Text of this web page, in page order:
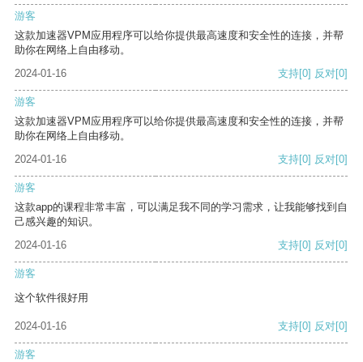
游客
这款加速器VPM应用程序可以给你提供最高速度和安全性的连接，并帮
助你在网络上自由移动。
2024-01-16
支持[0] 反对[0]
游客
这款加速器VPM应用程序可以给你提供最高速度和安全性的连接，并帮
助你在网络上自由移动。
2024-01-16
支持[0] 反对[0]
游客
这款app的课程非常丰富，可以满足我不同的学习需求，让我能够找到自
己感兴趣的知识。
2024-01-16
支持[0] 反对[0]
游客
这个软件很好用
2024-01-16 支持[0] 反对[0]
游客